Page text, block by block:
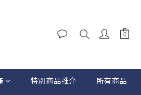
特別商品推介 所有商品